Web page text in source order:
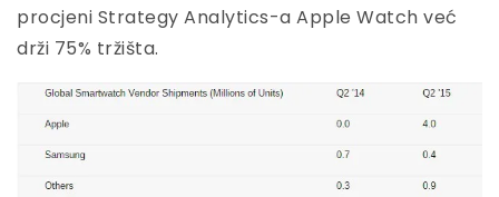
procjeni Strategy Analytics-a Apple Watch već
drži 75% tržišta.